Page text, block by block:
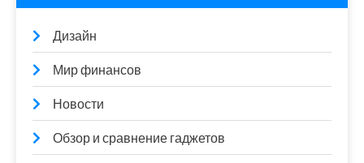
Дизайн
Мир финансов
Новости
Обзор и сравнение гаджетов